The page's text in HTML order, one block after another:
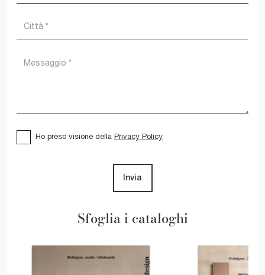
Sfoglia i cataloghi
Ho preso visione della Privacy Policy
Invia